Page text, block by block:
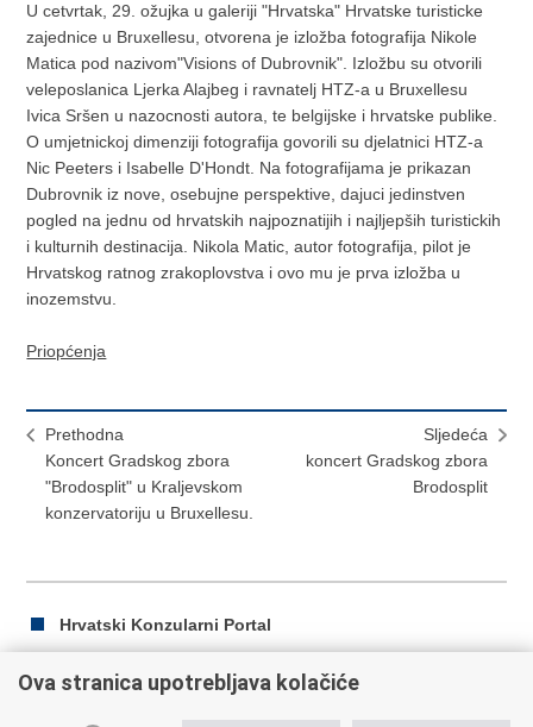
U cetvrtak, 29. ožujka u galeriji "Hrvatska" Hrvatske turisticke
zajednice u Bruxellesu, otvorena je izložba fotografija Nikole
Matica pod nazivom"Visions of Dubrovnik". Izložbu su otvorili
veleposlanica Ljerka Alajbeg i ravnatelj HTZ-a u Bruxellesu
Ivica Sršen u nazocnosti autora, te belgijske i hrvatske publike.
O umjetnickoj dimenziji fotografija govorili su djelatnici HTZ-a
Nic Peeters i Isabelle D'Hondt. Na fotografijama je prikazan
Dubrovnik iz nove, osebujne perspektive, dajuci jedinstven
pogled na jednu od hrvatskih najpoznatijih i najljepših turistickih
i kulturnih destinacija. Nikola Matic, autor fotografija, pilot je
Hrvatskog ratnog zrakoplovstva i ovo mu je prva izložba u
inozemstvu.
Priopćenja
Prethodna
Koncert Gradskog zbora
"Brodosplit" u Kraljevskom
konzervatoriju u Bruxellesu.
Sljedeća
koncert Gradskog zbora
Brodosplit
Hrvatski Konzularni Portal
Ova stranica upotrebljava kolačiće